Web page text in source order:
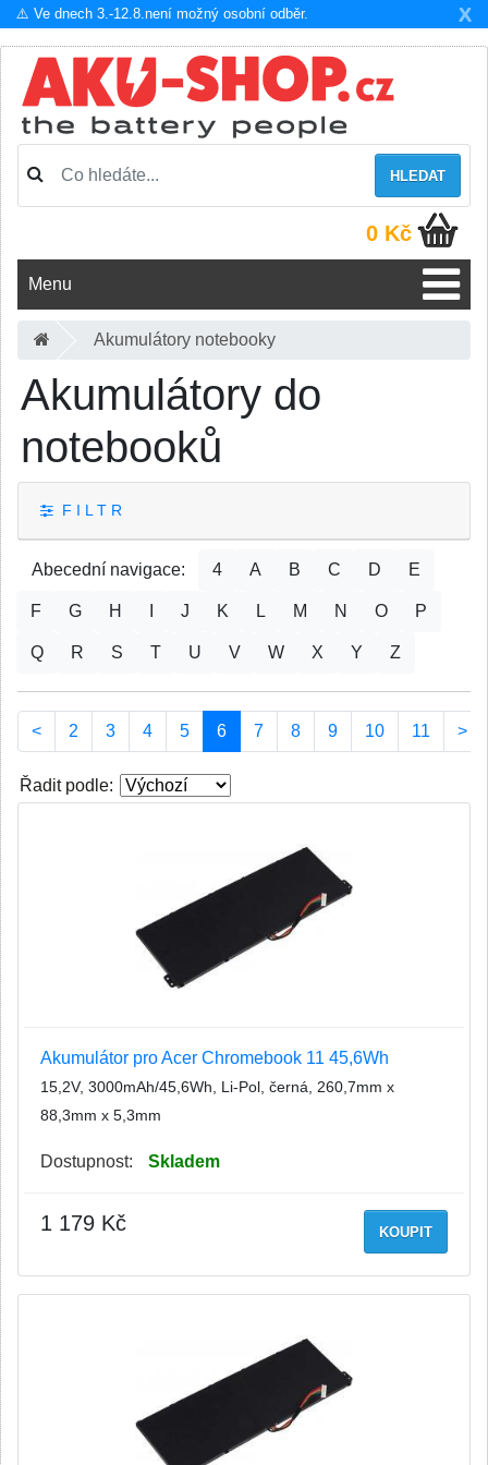
X
⚠️ Ve dnech 3.-12.8.není možný osobní odběr.
HLEDAT
0 Kč
Menu
Akumulátory notebooky
Akumulátory do
notebooků
F I L T R
Abecední navigace: 4 A B C D E
F G H J K L M N O P
Q R S T U V W X Y Z
< 2 3 4 5 6(current)
7 8 9 10 11 >
Řadit podle:
Akumulátor pro Acer Chromebook 11 45,6Wh
15,2V, 3000mAh/45,6Wh, Li-Pol, černá, 260,7mm x
88,3mm x 5,3mm
Dostupnost: Skladem
KOUPIT
1 179 Kč